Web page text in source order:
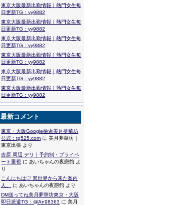
東京大阪最新出勤情報｜熱門女生每
日更新TG：yy9882
東京大阪最新出勤情報｜熱門女生每
日更新TG：yy9882
東京大阪最新出勤情報｜熱門女生每
日更新TG：yy9882
東京大阪最新出勤情報｜熱門女生每
日更新TG：yy9882
東京大阪最新出勤情報｜熱門女生每
日更新TG：yy9882
東京大阪最新出勤情報｜熱門女生每
日更新TG：yy9882
最新コメント
東京・大阪Google檢索美月夢華坊
公式：tg525.com に 美月夢華坊｜
東京出張 より
吉原 周辺 デリ｜予約制・プライベ
ート重視 に あいちゃんの夜戀館 よ
り
こんにちは♡ 異世界から来た案内
人、
に あいちゃんの夜戀館 より
DM送ってね美月夢華坊東京・大阪
即日派遣TG：@An98363 に 美月